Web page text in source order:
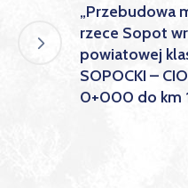
„Przebudowa
rzece Sopot
powiatowej
SOPOCKI –
0+000 do km